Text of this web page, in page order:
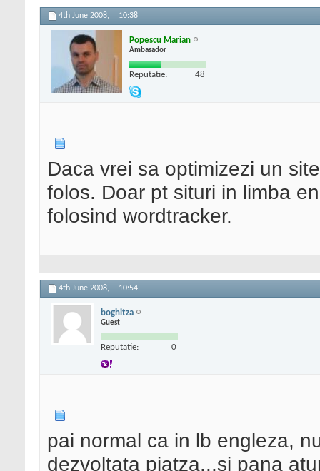
4th June 2008, 10:38
Popescu Marian
Ambasador
Reputatie: 48
Daca vrei sa optimizezi un
folos. Doar pt situri in limba
folosind wordtracker.
4th June 2008, 10:54
boghitza
Guest
Reputatie: 0
pai normal ca in lb engleza,
dezvoltata piatza...si pana